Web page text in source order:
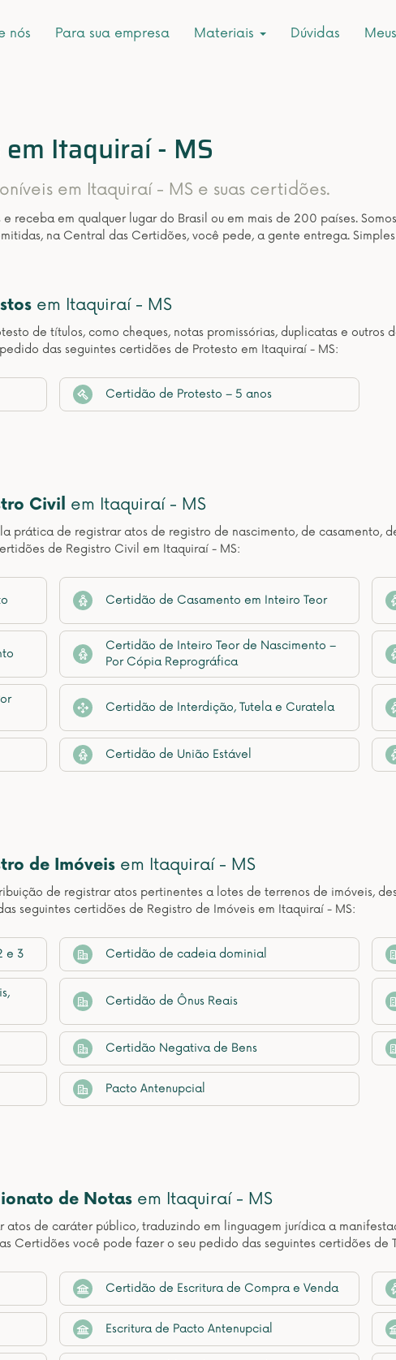
nós Para sua empresa Materiais Dúvidas
Itaquiraí - MS
em Itaquiraí - MS e suas certidões.
receba em qualquer lugar do Brasil ou em mais de 200 países.
na Central das Certidões, você pede, a gente entrega. Simples
em Itaquiraí - MS
de títulos, como cheques, notas promissórias, duplicatas e outros
das seguintes certidões de Protesto em Itaquiraí - MS:
Certidão de Protesto – 5 anos
Civil em Itaquiraí - MS
prática de registrar atos de registro de nascimento, de casamento,
de Registro Civil em Itaquiraí - MS:
Certidão de Casamento em Inteiro Teor
Certidão de Inteiro Teor de Nascimento –
Por Cópia Reprográfica
Certidão de Interdição, Tutela e Curatela
Certidão de União Estável
de Imóveis em Itaquiraí - MS
de registrar atos pertinentes a lotes de terrenos de imóveis,
seguintes certidões de Registro de Imóveis em Itaquiraí - MS:
e 3 Certidão de cadeia dominial
Certidão de Ônus Reais
Certidão Negativa de Bens
Pacto Antenupcial
de Notas em Itaquiraí - MS
de caráter público, traduzindo em linguagem jurídica a
Certidões você pode fazer o seu pedido das seguintes certidões de
Certidão de Escritura de Compra e Venda
Escritura de Pacto Antenupcial